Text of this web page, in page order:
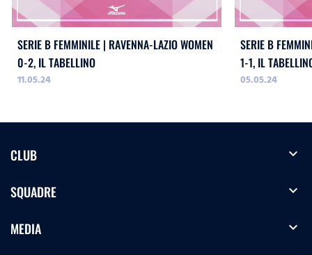
SERIE B FEMMINILE | RAVENNA-LAZIO WOMEN
0-2, IL TABELLINO
11.05.24
SERIE B
1-1, IL
05.05.24
CLUB expand_more
SQUADRE expand_more
MEDIA expand_more